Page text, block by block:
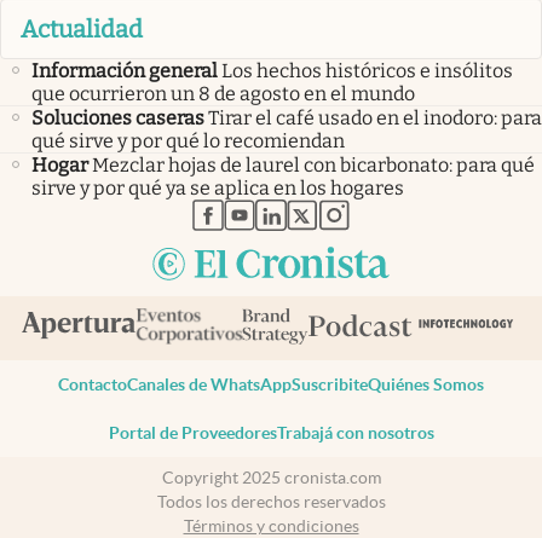
Actualidad
Información generalLos hechos históricos e insólitos
que ocurrieron un 8 de agosto en el mundo
Soluciones caserasTirar el café usado en el inodoro: para
qué sirve y por qué lo recomiendan
HogarMezclar hojas de laurel con bicarbonato: para qué
sirve y por qué ya se aplica en los hogares
abre en nueva pestaña
abre en nueva pestaña
abre en nueva pestaña
abre en nueva pestaña
abre en nueva pestaña
ContactoCanales de WhatsAppSuscribiteQuiénes Somos
Portal de ProveedoresTrabajá con nosotros
Copyright 2025 cronista.com
Todos los derechos reservados
Términos y condiciones